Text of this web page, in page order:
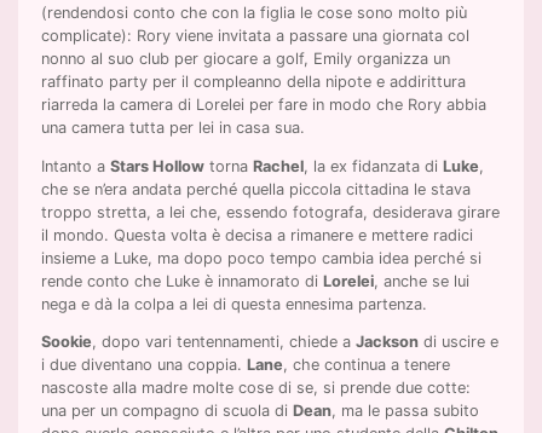
(rendendosi conto che con la figlia le cose sono molto più
complicate): Rory viene invitata a passare una giornata col
nonno al suo club per giocare a golf, Emily organizza un
raffinato party per il compleanno della nipote e addirittura
riarreda la camera di Lorelei per fare in modo che Rory abbia
una camera tutta per lei in casa sua.
Intanto aStars Hollow tornaRachel, la ex fidanzata diLuke,
che se n’era andata perché quella piccola cittadina le stava
troppo stretta, a lei che, essendo fotografa, desiderava girare
il mondo. Questa volta è decisa a rimanere e mettere radici
insieme a Luke, ma dopo poco tempo cambia idea perché si
rende conto che Luke è innamorato diLorelei, anche se lui
nega e dà la colpa a lei di questa ennesima partenza.
Sookie, dopo vari tentennamenti, chiede aJackson di uscire e
i due diventano una coppia. Lane, che continua a tenere
nascoste alla madre molte cose di se, si prende due cotte:
una per un compagno di scuola di Dean, ma le passa subito